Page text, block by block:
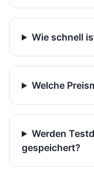
Wie schnell
Welche
Werden
gespeichert?